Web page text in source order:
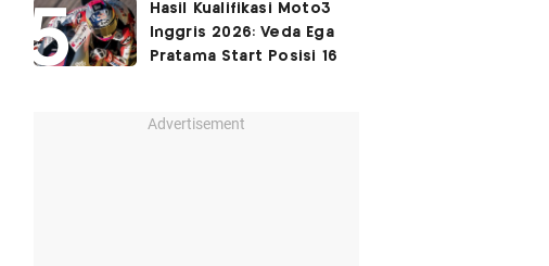
Giannantonio Tercepat
Hasil Kualifikasi Moto3
Inggris 2026: Veda Ega
Pratama Start Posisi 16
Advertisement